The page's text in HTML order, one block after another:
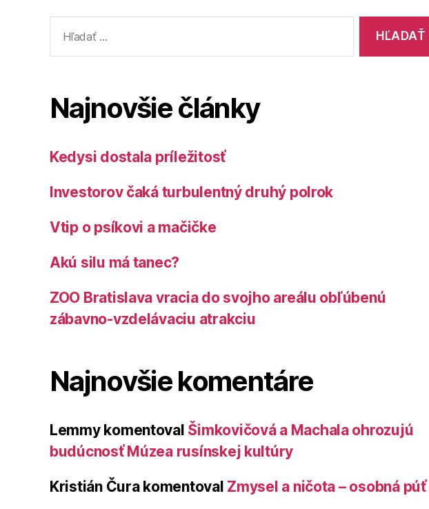
Najnovšie články
Kedysi dostala príležitosť
Investorov čaká turbulentný druhý polrok
Vtip o psíkovi a mačičke
Akú silu má tanec?
ZOO Bratislava vracia do svojho areálu obľúbenú
zábavno-vzdelávaciu atrakciu
Najnovšie komentáre
Lemmykomentoval Šimkovičová a Machala ohrozujú
budúcnosť Múzea rusínskej kultúry
Kristián Čurakomentoval Zmysel a ničota – osobná púť